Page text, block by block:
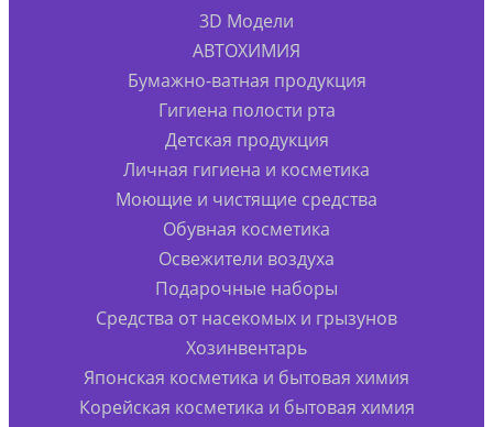
3D Модели
АВТОХИМИЯ
Бумажно-ватная продукция
Гигиена полости рта
Детская продукция
Личная гигиена и косметика
Моющие и чистящие средства
Обувная косметика
Освежители воздуха
Подарочные наборы
Средства от насекомых и грызунов
Хозинвентарь
Японская косметика и бытовая химия
Корейская косметика и бытовая химия